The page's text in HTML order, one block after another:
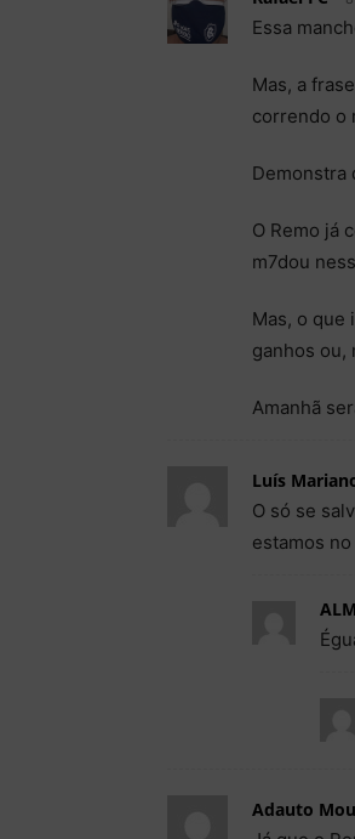
Essa
Mas, a
correndo o
Demonstra
O Remo já
m7dou
Mas, o que
ganhos ou,
Amanhã
Luís
O só se
estamos
Adauto